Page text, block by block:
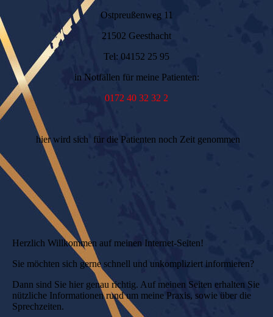
Ostpreußenweg 11
21502 Geesthacht
Tel: 04152 25 95
in Notfällen für meine Patienten:
0172 40 32 32 2
hier wird sich für die Patienten noch Zeit genommen
Herzlich Willkommen auf meinen Internet-Seiten!
Sie möchten sich gerne schnell und unkompliziert informieren?
Dann sind Sie hier genau richtig. Auf meinen Seiten erhalten Sie
nützliche Informationen rund um meine Praxis, sowie über die
Sprechzeiten.